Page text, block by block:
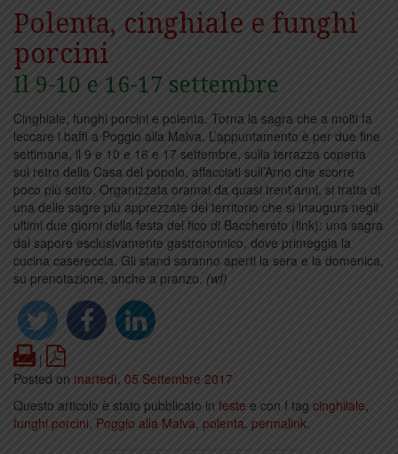
Polenta, cinghiale e funghi
porcini
Il 9-10 e 16-17 settembre
Cinghiale, funghi porcini e polenta. Torna la sagra che a molti fa
leccare i baffi a Poggio alla Malva. L’appuntamento è per due fine
settimana, il 9 e 10 e 16 e 17 settembre, sulla terrazza coperta
sul retro della Casa del popolo, affacciati sull’Arno che scorre
poco più sotto. Organizzata oramai da quasi trent’anni, si tratta di
una delle sagre più apprezzate del territorio che si inaugura negli
ultimi due giorni della festa del fico di Bacchereto (link): una sagra
dal sapore esclusivamente gastronomico, dove primeggia la
cucina casereccia. Gli stand saranno aperti la sera e la domenica,
su prenotazione, anche a pranzo. (wf)
Print
|
Posted on martedì, 05 Settembre 2017
Questo articolo è stato pubblicato in feste e con I tag cinghilale,
funghi porcini, Poggio alla Malva, polenta. permalink.